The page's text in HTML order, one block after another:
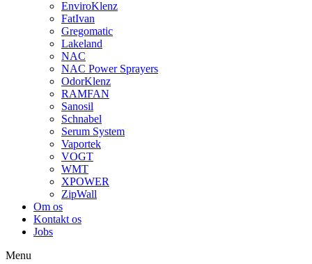
EnviroKlenz
FatIvan
Gregomatic
Lakeland
NAC
NAC Power Sprayers
OdorKlenz
RAMFAN
Sanosil
Schnabel
Serum System
Vaportek
VOGT
WMT
XPOWER
ZipWall
Om os
Kontakt os
Jobs
Menu